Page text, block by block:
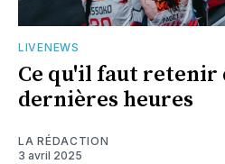
LIVENEWS
Ce qu'il faut retenir
dernières heures
LA RÉDACTION
3 avril 2025